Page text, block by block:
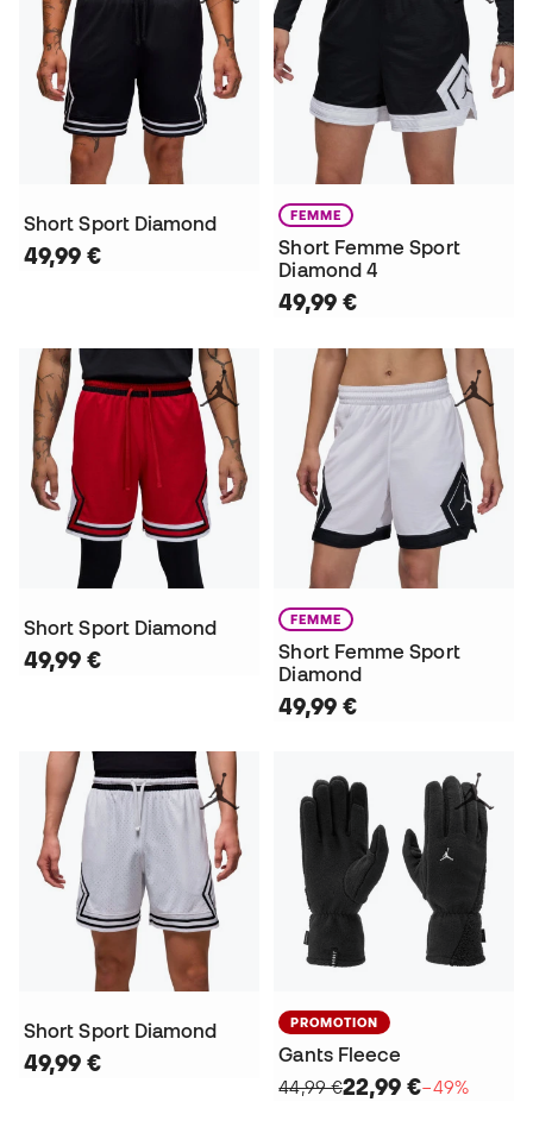
Short Sport Diamond
49,99 €
FEMME
Short Femme Sport
Diamond 4
49,99 €
Short Sport Diamond
49,99 €
FEMME
Short Femme Sport
Diamond
49,99 €
Short Sport Diamond
49,99 €
PROMOTION
Gants Fleece
44,99 €22,99 €−49%